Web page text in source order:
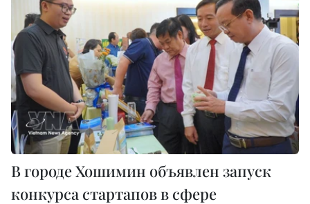
В городе Хошимин объявлен запуск
конкурса стартапов в сфере